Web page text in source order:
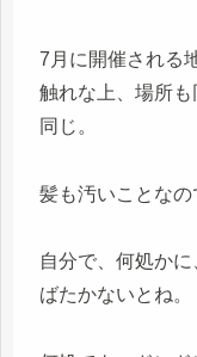
7月に開催される
触れな上、場所
同じ。
髪も汚いことなの
自分で、何処か
ばたかないとね。